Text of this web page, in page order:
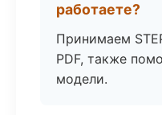
работаете?
Принимаем
PDF, также
модели.